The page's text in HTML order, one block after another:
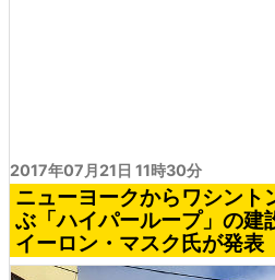
2017年07月21日 11時30分
ニューヨークからワシン
ぶ「ハイパーループ」の建
イーロン・マスク氏が発表